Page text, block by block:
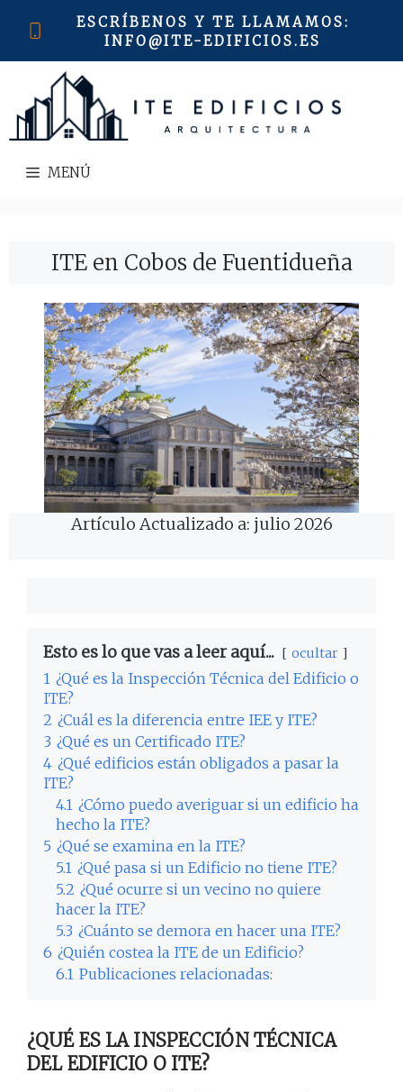
ESCRÍBENOS Y TE LLAMAMOS:
INFO@ITE-EDIFICIOS.ES
MENÚ
ITE en Cobos de Fuentidueña
Artículo Actualizado a: julio 2026
Esto es lo que vas a leer aquí... ocultar
1 ¿Qué es la Inspección Técnica del Edificio o
ITE?
2 ¿Cuál es la diferencia entre IEE y ITE?
3 ¿Qué es un Certificado ITE?
4 ¿Qué edificios están obligados a pasar la
ITE?
4.1 ¿Cómo puedo averiguar si un edificio ha
hecho la ITE?
5 ¿Qué se examina en la ITE?
5.1 ¿Qué pasa si un Edificio no tiene ITE?
5.2 ¿Qué ocurre si un vecino no quiere
hacer la ITE?
5.3 ¿Cuánto se demora en hacer una ITE?
6 ¿Quién costea la ITE de un Edificio?
6.1 Publicaciones relacionadas:
¿QUÉ ES LA INSPECCIÓN TÉCNICA
DEL EDIFICIO O ITE?